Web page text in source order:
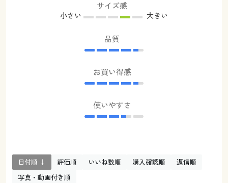
サイズ感
小さい 大きい
品質
お買い得感
使いやすさ
日付順 ↓ 評価順 いいね数順 購入確認順
返信順
写真・動画付き順